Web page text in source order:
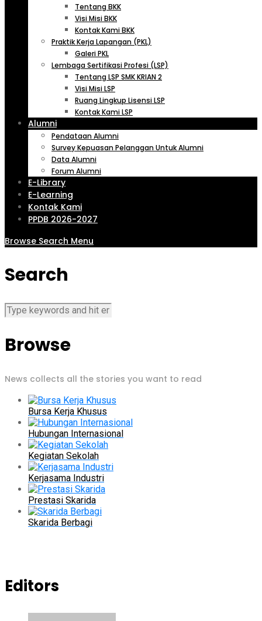
Tentang BKK
Visi Misi BKK
Kontak Kami BKK
Praktik Kerja Lapangan (PKL)
Galeri PKL
Lembaga Sertifikasi Profesi (LSP)
Tentang LSP SMK KRIAN 2
Visi Misi LSP
Ruang Lingkup Lisensi LSP
Kontak Kami LSP
Alumni
Pendataan Alumni
Survey Kepuasan Pelanggan Untuk Alumni
Data Alumni
Forum Alumni
E-Library
E-Learning
Kontak Kami
PPDB 2026-2027
Browse Search Menu
Search
Browse
News collects all the stories you want to read
Bursa Kerja Khusus
Hubungan Internasional
Kegiatan Sekolah
Kerjasama Industri
Prestasi Skarida
Skarida Berbagi
Editors